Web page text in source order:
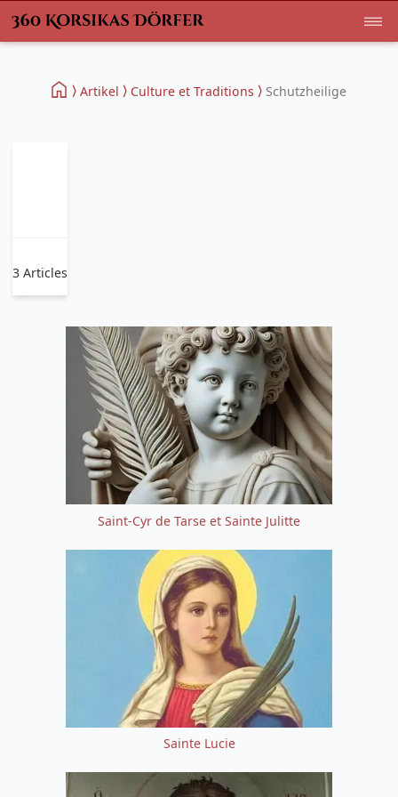
Artikel Culture et Traditions Schutzheilige
3 Articles
Saint-Cyr de Tarse et Sainte Julitte
Sainte Lucie